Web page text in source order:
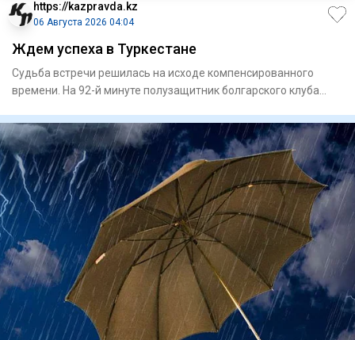
https://kazpravda.kz
06 Августа 2026 04:04
Ждем успеха в Туркестане
Судьба встречи решилась на исходе компенсированного
времени. На 92-й минуте полузащитник болгарского клуба